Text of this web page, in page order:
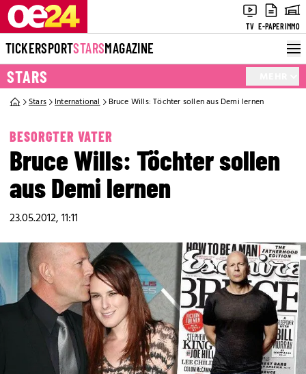
TV E-PAPERIMMO
TICKERSPORTSTARSMAGAZINE
STARS
Stars International Bruce Wills: Töchter sollen aus Demi lernen
BESORGTER VATER
Bruce Wills: Töchter sollen
aus Demi lernen
23.05.2012, 11:11